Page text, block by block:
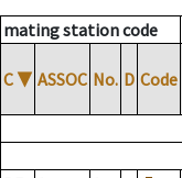
mating station code
C ▼ ASSOC No. D Code